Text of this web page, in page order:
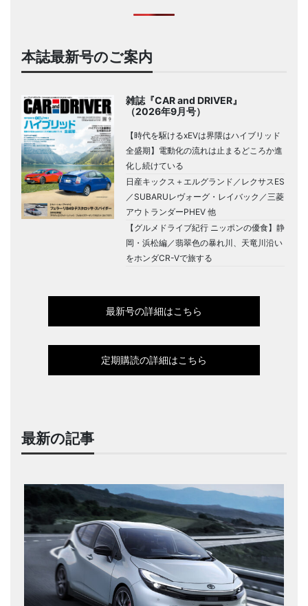
本誌最新号のご案内
雑誌『CAR and DRIVER』
（2026年9月号）
【時代を駆けるxEVは界隈はハイブリッド
全盛期】電動化の流れは止まるどころか進
化し続けている
日産キックス＋エルグランド／レクサスES
／SUBARUレヴォーグ・レイバック／三菱
アウトランダーPHEV 他
【グルメドライブ紀行 ニッポンの優食】静
岡・浜松編／翡翠色の暴れ川、天竜川沿い
をホンダCR-Vで旅する
最新号の詳細はこちら
定期購読の詳細はこちら
最新の記事